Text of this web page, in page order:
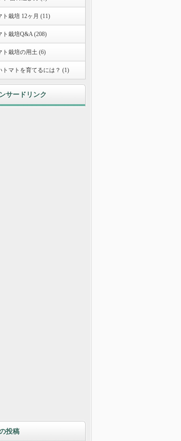
ト栽培 12ヶ月 (11)
ト栽培Q&A (208)
ト栽培の用土 (6)
トマトを育てるには？ (1)
サードリンク
投稿